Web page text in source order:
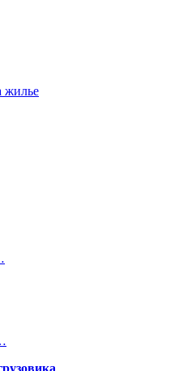
жилье